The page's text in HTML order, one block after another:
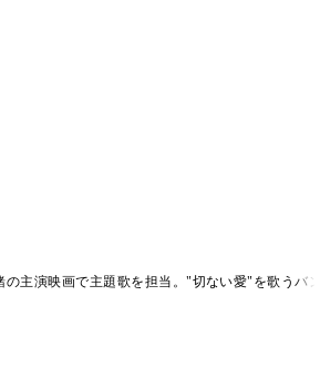
の主演映画で主題歌を担当。"切ない愛"を歌う